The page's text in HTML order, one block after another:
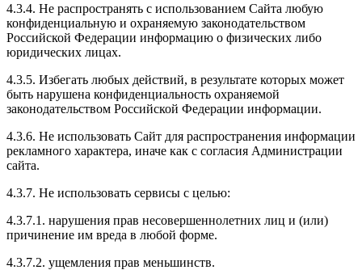
4.3.4. Не распространять с использованием Сайта любую
конфиденциальную и охраняемую законодательством
Российской Федерации информацию о физических либо
юридических лицах.
4.3.5. Избегать любых действий, в результате которых может
быть нарушена конфиденциальность охраняемой
законодательством Российской Федерации информации.
4.3.6. Не использовать Сайт для распространения информации
рекламного характера, иначе как с согласия Администрации
сайта.
4.3.7. Не использовать сервисы с целью:
4.3.7.1. нарушения прав несовершеннолетних лиц и (или)
причинение им вреда в любой форме.
4.3.7.2. ущемления прав меньшинств.